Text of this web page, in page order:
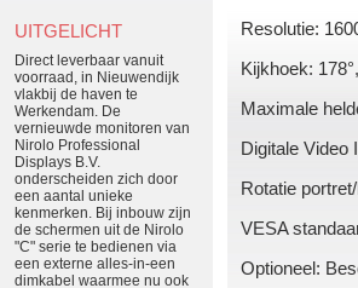
UITGELICHT
Direct leverbaar vanuit
voorraad, in Nieuwendijk
vlakbij de haven te
Werkendam. De
vernieuwde monitoren van
Nirolo Professional
Displays B.V.
onderscheiden zich door
een aantal unieke
kenmerken. Bij inbouw zijn
de schermen uit de Nirolo
"C" serie te bedienen via
een externe alles-in-een
dimkabel waarmee nu ook
Resolutie:
Kijkhoek:
Maximale
Digitale Video
Rotatie
VESA
Optioneel: